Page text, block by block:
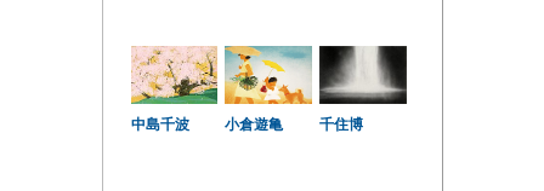
中島千波 小倉遊亀 千住博